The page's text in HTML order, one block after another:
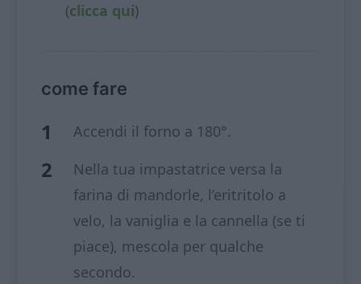
(clicca qui)
come fare
Accendi il forno a 180°.
Nella tua impastatrice versa la
farina di mandorle, l’eritritolo a
velo, la vaniglia e la cannella (se ti
piace), mescola per qualche
secondo.